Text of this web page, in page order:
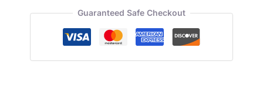
Guaranteed Safe Checkout